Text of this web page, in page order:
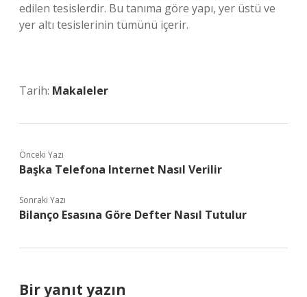
edilen tesislerdir. Bu tanıma göre yapı, yer üstü ve
yer altı tesislerinin tümünü içerir.
Tarih: Makaleler
Önceki Yazı
Başka Telefona Internet Nasıl Verilir
Sonraki Yazı
Bilanço Esasına Göre Defter Nasıl Tutulur
Bir yanıt yazın